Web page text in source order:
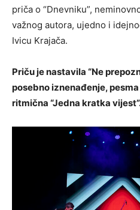
priča o “Dnevniku”,
važnog autora, ujedno i
Ivicu Krajača.
Priču je nastavila “Ne
posebno iznenađenje,
ritmična “Jedna kratka